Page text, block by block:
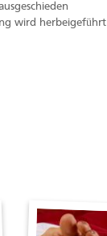
wird herbeigeführt